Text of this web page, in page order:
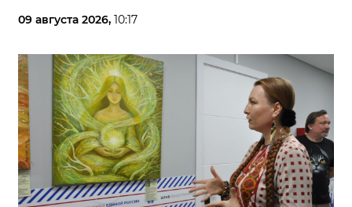
09 августа 2026, 10:17